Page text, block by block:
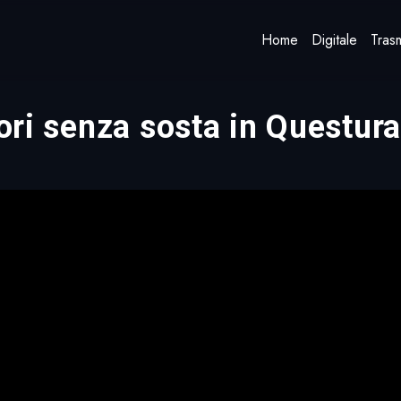
Home Digitale
senza sosta in